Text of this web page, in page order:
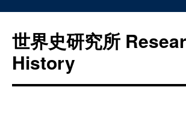
世界史研究所
History